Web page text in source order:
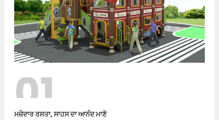
01
ਮਜ਼ੇਦਾਰ ਰਸਤਾ, ਸਾਹਸ ਦਾ ਆਨੰਦ ਮਾਣੋ